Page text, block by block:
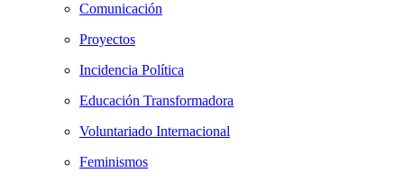
Comunicación
Proyectos
Incidencia Política
Educación Transformadora
Voluntariado Internacional
Feminismos